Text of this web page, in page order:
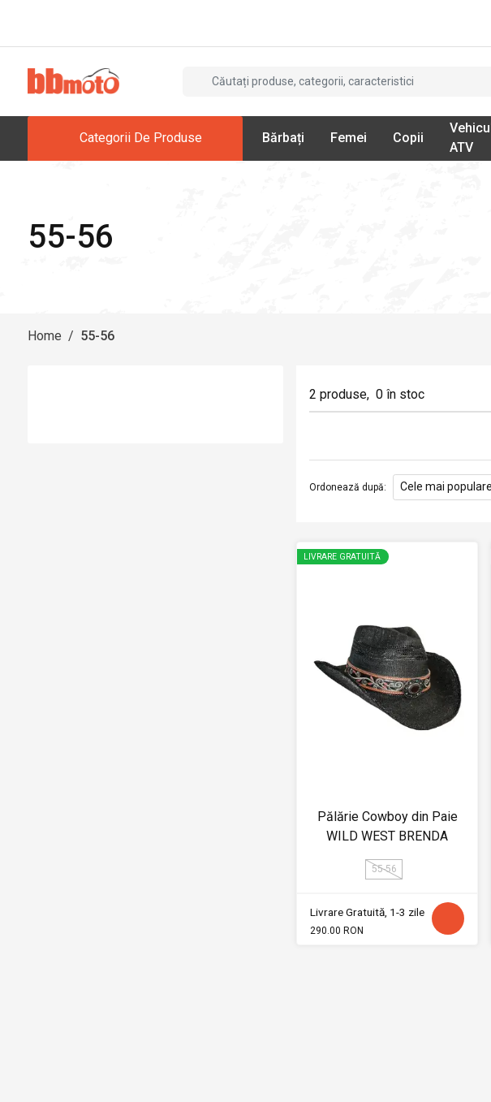
Categorii De Produse Bărbați Femei Copii
ATV
55-56
Home / 55-56
2 produse, 0 în stoc
Ordonează după:
LIVRARE GRATUITĂ
Pălărie Cowboy din Paie
WILD WEST BRENDA
55-56
Livrare Gratuită, 1-3 zile
290.00 RON